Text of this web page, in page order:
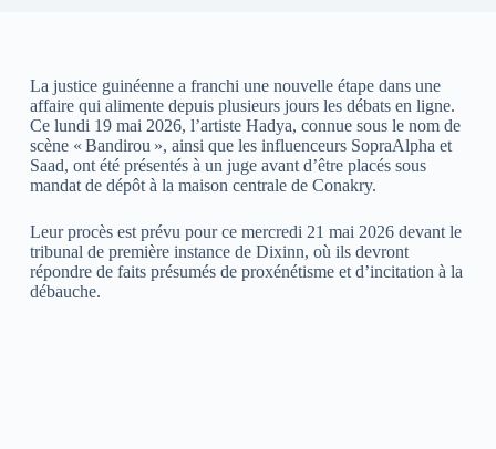
La justice guinéenne a franchi une nouvelle étape dans une
affaire qui alimente depuis plusieurs jours les débats en ligne.
Ce lundi 19 mai 2026, l’artiste Hadya, connue sous le nom de
scène « Bandirou », ainsi que les influenceurs SopraAlpha et
Saad, ont été présentés à un juge avant d’être placés sous
mandat de dépôt à la maison centrale de Conakry.
Leur procès est prévu pour ce mercredi 21 mai 2026 devant le
tribunal de première instance de Dixinn, où ils devront
répondre de faits présumés de proxénétisme et d’incitation à la
débauche.